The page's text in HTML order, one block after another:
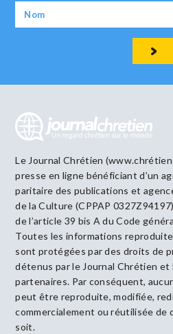
Le Journal Chrétien
presse en ligne bénéficiant d’un
paritaire des publications et
de la Culture (CPPAP
de l’article 39 bis A du Code
Toutes les informations
sont protégées par des droits de
détenus par le Journal Chrétien et
partenaires. Par conséquent,
peut être reproduite, modifiée,
commercialement ou réutilisée de
soit.